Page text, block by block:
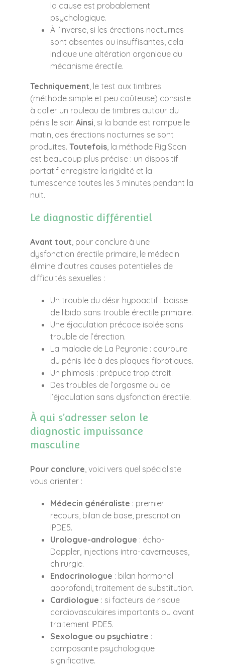
la cause est probablement
psychologique.
À l’inverse, si les érections nocturnes
sont absentes ou insuffisantes, cela
indique une altération organique du
mécanisme érectile.
Techniquement, le test aux timbres
(méthode simple et peu coûteuse) consiste
à coller un rouleau de timbres autour du
pénis le soir. Ainsi, si la bande est rompue le
matin, des érections nocturnes se sont
produites. Toutefois, la méthode RigiScan
est beaucoup plus précise : un dispositif
portatif enregistre la rigidité et la
tumescence toutes les 3 minutes pendant la
nuit.
Le diagnostic différentiel
Avant tout, pour conclure à une
dysfonction érectile primaire, le médecin
élimine d’autres causes potentielles de
difficultés sexuelles :
Un trouble du désir hypoactif : baisse
de libido sans trouble érectile primaire.
Une éjaculation précoce isolée sans
trouble de l’érection.
La maladie de La Peyronie : courbure
du pénis liée à des plaques fibrotiques.
Un phimosis : prépuce trop étroit.
Des troubles de l’orgasme ou de
l’éjaculation sans dysfonction érectile.
À qui s’adresser selon le
diagnostic impuissance
masculine
Pour conclure, voici vers quel spécialiste
vous orienter :
Médecin généraliste : premier
recours, bilan de base, prescription
IPDE5.
Urologue-andrologue : écho-
Doppler, injections intra-caverneuses,
chirurgie.
Endocrinologue : bilan hormonal
approfondi, traitement de substitution.
Cardiologue : si facteurs de risque
cardiovasculaires importants ou avant
traitement IPDE5.
Sexologue ou psychiatre :
composante psychologique
significative.